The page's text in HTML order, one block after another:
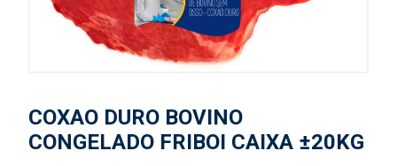
COXAO DURO BOVINO
CONGELADO FRIBOI CAIXA ±20KG